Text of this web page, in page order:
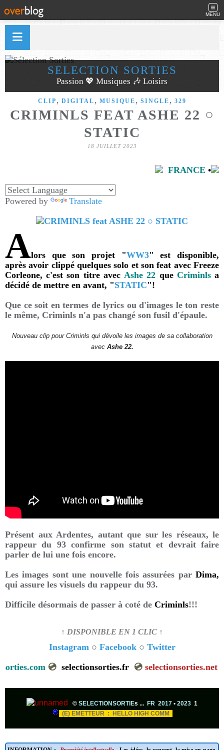
MENU
SÉLECTION SORTIES
Passion 💖 Musiques 🎶 Loisirs
CLIP , DIGITAL , MUSIQUE , SINGLE , 329
CRIMINLS FEAT ASHE 22 ○
STATIC
18 JUILLET 2023
FRANCE •
Powered by Translate
Alors que son projet "WW3" est disponible,
après avoir clippé quelques solo et son feat avec Freeze
Corleone, c'est son titre avecAshe 22 que Criminlsa
décidé de mettre en avant, "STATIC"!
Que ce soit en termes de lyrics ou d'images le ton reste
le même, Criminls n'a pas changé son fusil d'épaule.
Nouveau clip pour Criminls qui dévoile les images de sa collaboration
avec Ashe 22.
Présent aux Ardentes, autant que sur les réseaux, le
rappeur du 93 confirme son statut et devrait faire
parler de lui une fois encore.
Les images sont une nouvelle fois assurées par Dima,
qui assure les visuels du rappeur du 93.
Difficile désormais de passer à coté de Criminls!!!
↑ DISPONIBLE EN 1 CLIC ↑
Instagram○ Facebook○ Twitter
💿 selectionsorties.fr💿selectionsorties.net💿
© SELECTIONSORTIEs ... FR 2017 • 2023 1
(E) EMETTEUR : HELLO HIGH COMM